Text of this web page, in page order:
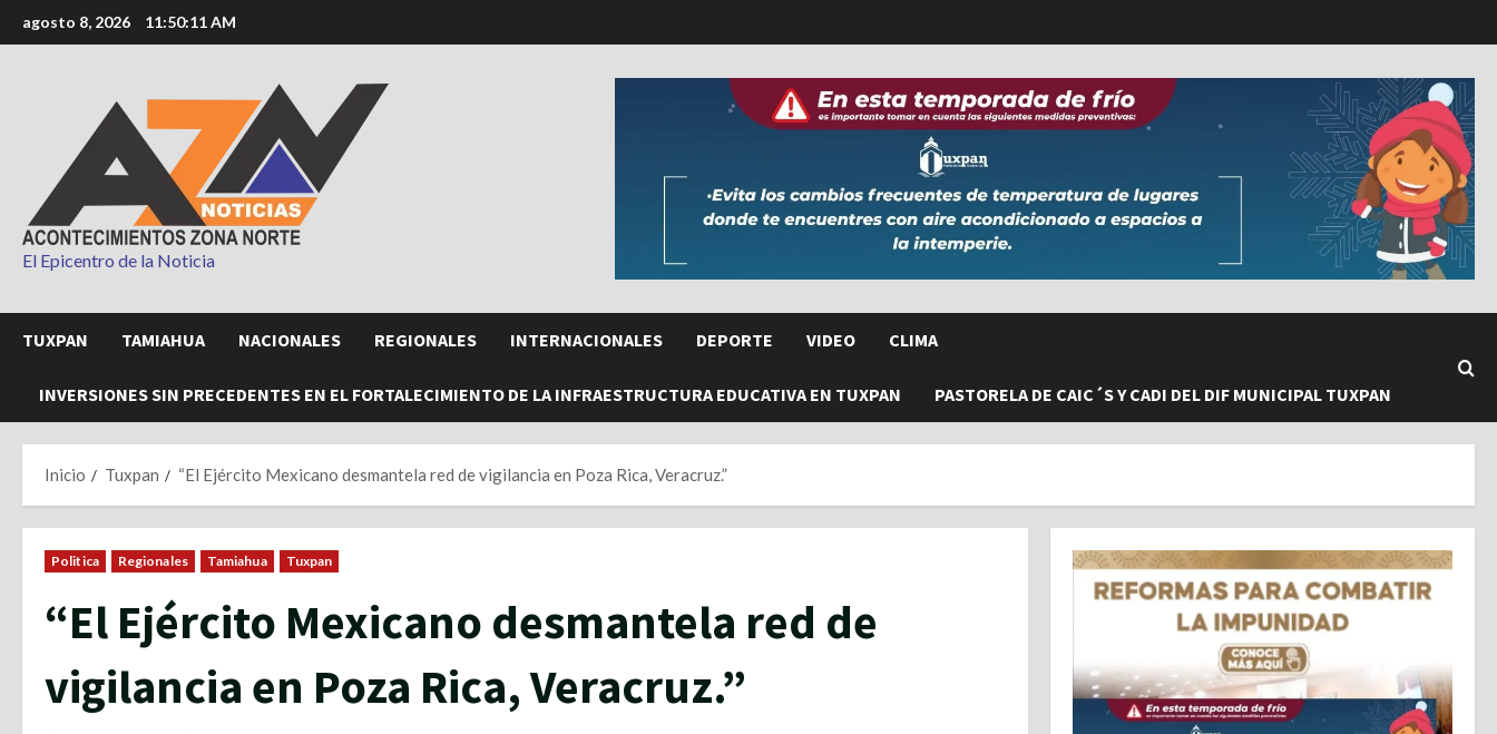
al
agosto 8, 2026 11:50:13 AM
El Epicentro de la Noticia
TUXPAN TAMIAHUA NACIONALES REGIONALES INTERNACIONALES DEPORTE VIDEO CLIMA
INVERSIONES SIN PRECEDENTES EN EL FORTALECIMIENTO DE LA INFRAESTRUCTURA EDUCATIVA EN TUXPAN PASTORELA DE CAIC´S Y CADI DEL DIF MUNICIPAL TUXPAN
Inicio Tuxpan “El Ejército Mexicano desmantela red de vigilancia en Poza Rica, Veracruz.”
Politica Regionales Tamiahua Tuxpan
“El Ejército Mexicano desmantela red de
vigilancia en Poza Rica, Veracruz.”